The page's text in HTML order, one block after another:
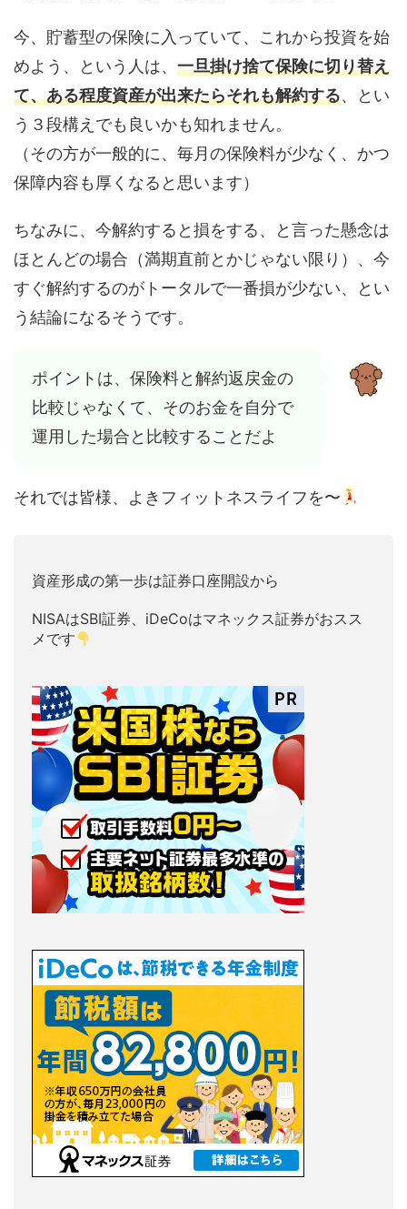
今、貯蓄型の保険に入っていて、これから投資を始
めよう、という人は、 一旦掛け捨て保険に切り替え
て、ある程度資産が出来たらそれも解約する、とい
う３段構えでも良いかも知れません。
（その方が一般的に、毎月の保険料が少なく、かつ
保障内容も厚くなると思います）
ちなみに、今解約すると損をする、と言った懸念は
ほとんどの場合（満期直前とかじゃない限り）、今
すぐ解約するのがトータルで一番損が少ない、とい
う結論になるそうです。
ポイントは、保険料と解約返戻金の
比較じゃなくて、そのお金を自分で
運用した場合と比較することだよ
それでは皆様、よきフィットネスライフを〜
資産形成の第一歩は証券口座開設から
NISAはSBI証券、iDeCoはマネックス証券がおスス
メです